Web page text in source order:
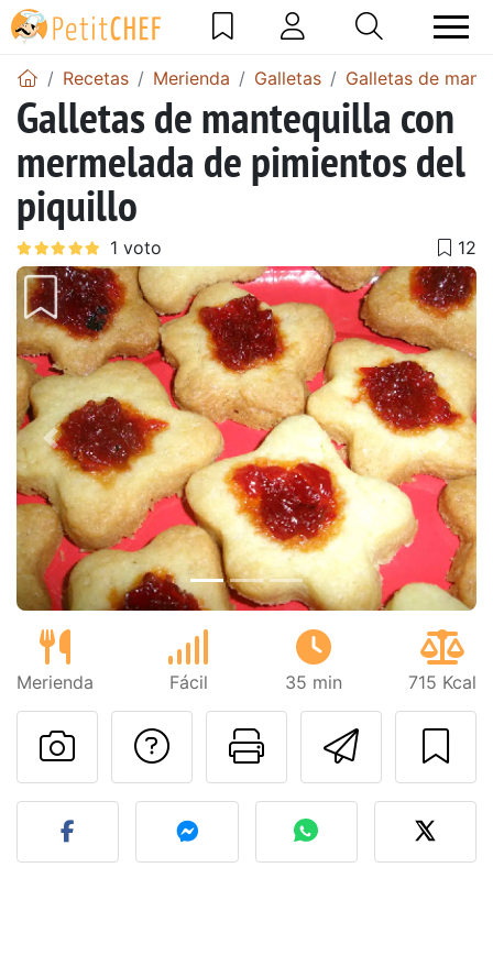
Recetas Merienda Galletas Galletas de
Galletas de mantequilla con
mermelada de pimientos del
piquillo
Anterior
Merienda Fácil 35 min 715 Kcal
Imprimir
Preguntar al autor
Publicar la foto de esta